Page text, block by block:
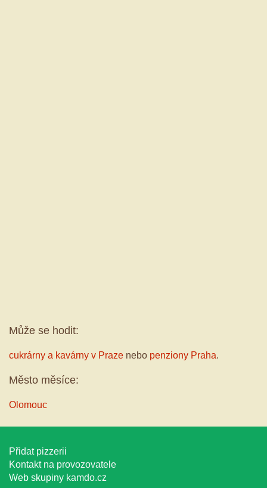
Může se hodit:
cukrárny a kavárny v Praze nebo penziony Praha.
Město měsíce:
Olomouc
Přidat pizzerii
Kontakt na provozovatele
Web skupiny kamdo.cz